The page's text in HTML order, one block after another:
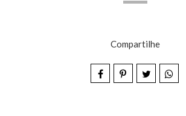
Compartilhe